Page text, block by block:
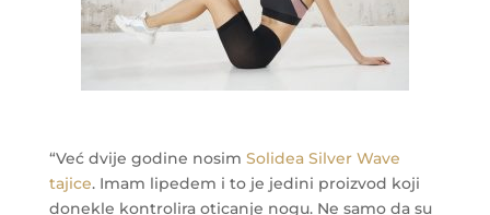
“Već dvije godine nosim Solidea Silver Wave
tajice. Imam lipedem i to je jedini proizvod koji
donekle kontrolira oticanje nogu. Ne samo da su